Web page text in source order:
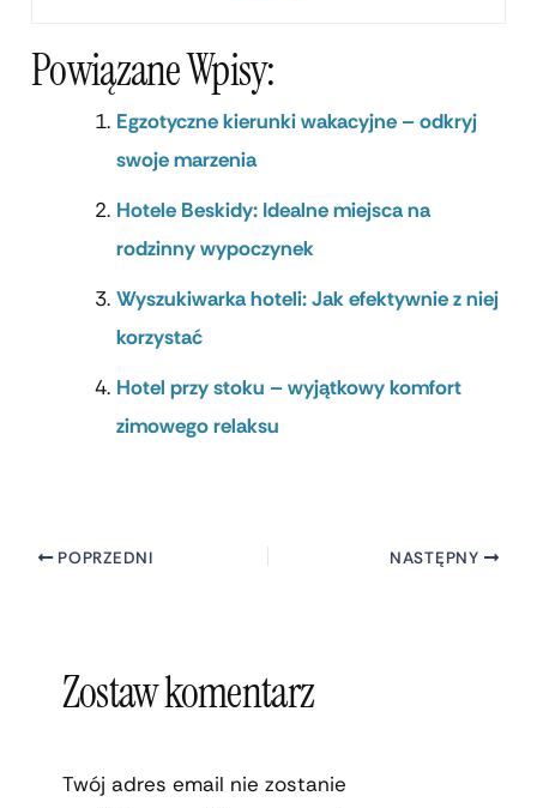
Powiązane Wpisy:
Egzotyczne kierunki wakacyjne – odkryj
swoje marzenia
Hotele Beskidy: Idealne miejsca na
rodzinny wypoczynek
Wyszukiwarka hoteli: Jak efektywnie z niej
korzystać
Hotel przy stoku – wyjątkowy komfort
zimowego relaksu
POPRZEDNI NASTĘPNY
Zostaw komentarz
Twój adres email nie zostanie